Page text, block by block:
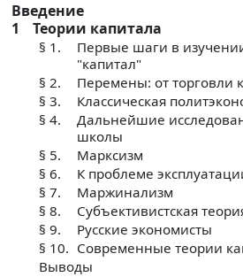
Введение
1
Теории капитала
§ 1.
Первые шаги в
"капитал"
§ 2.
Перемены: от торговли
§ 3.
Классическая
§ 4.
Дальнейшие
школы
§ 5.
Марксизм
§ 6.
К проблеме
§ 7.
Маржинализм
§ 8.
Субъективистская
§ 9.
Русские экономисты
§ 10. Современные теории
Выводы